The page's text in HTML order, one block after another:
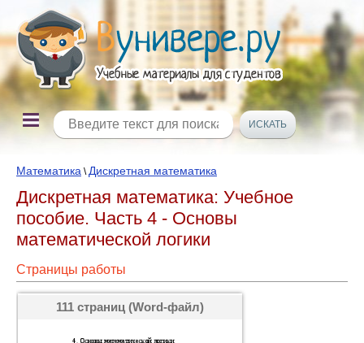
Математика \ Дискретная математика
Дискретная математика: Учебное
пособие. Часть 4 - Основы
математической логики
Страницы работы
111 страниц (Word-файл)